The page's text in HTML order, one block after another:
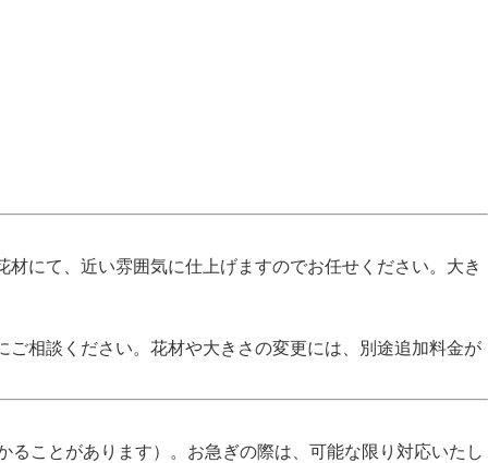
にて、近い雰囲気に仕上げますのでお任せください。大き
相談ください。花材や大きさの変更には、別途追加料金が
ことがあります）。お急ぎの際は、可能な限り対応いたし